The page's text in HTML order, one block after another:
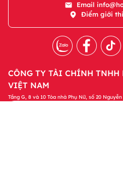
Email
Điểm giới
CÔNG TY TÀI CHÍNH TNHH
VIỆT NAM
Tầng G, 8 và 10 Tòa nhà Phụ Nữ, số 20